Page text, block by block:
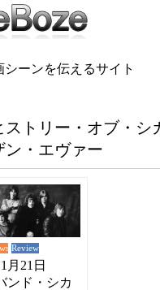
シーンを伝えるサイト
ストリー・オブ・シ
ン・エヴァー
Review
月21日
ンド・シカ